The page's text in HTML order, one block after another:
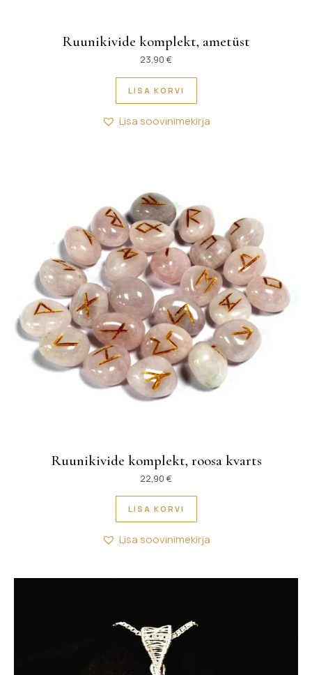
Ruunikivide komplekt, ametüst
23,90 €
LISA KORVI
Lisa soovinimekirja
Ruunikivide komplekt, roosa kvarts
22,90 €
LISA KORVI
Lisa soovinimekirja